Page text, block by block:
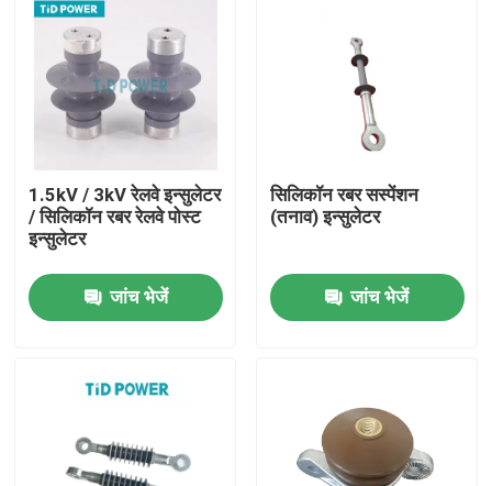
वीडियो
1.5kV / 3kV रेलवे इन्सुलेटर
/ सिलिकॉन रबर रेलवे पोस्ट
इन्सुलेटर
जांच भेजें
सिलिकॉन रबर सस्पेंशन
(तनाव) इन्सुलेटर
जांच भेजें